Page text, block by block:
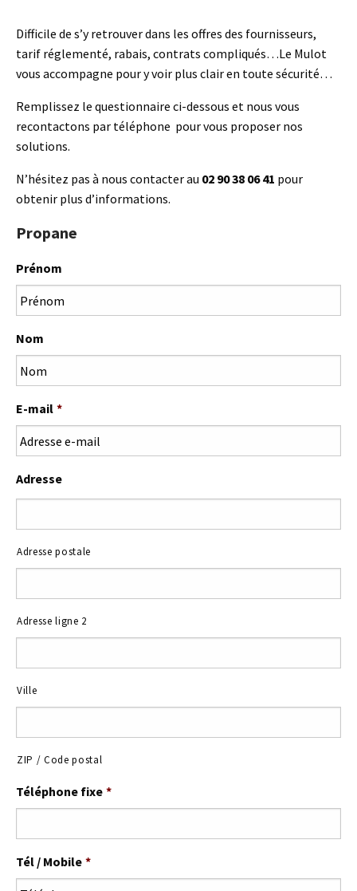
Difficile de s’y retrouver dans les offres des fournisseurs,
tarif réglementé, rabais, contrats compliqués…Le Mulot
vous accompagne pour y voir plus clair en toute sécurité…
Remplissez le questionnaire ci-dessous et nous vous
recontactons par téléphone pour vous proposer nos
solutions.
N’hésitez pas à nous contacter au 02 90 38 06 41 pour
obtenir plus d’informations.
Propane
Prénom
Nom
E-mail *
Adresse
Adresse postale
Adresse ligne 2
Ville
ZIP / Code postal
Téléphone fixe *
Tél / Mobile *